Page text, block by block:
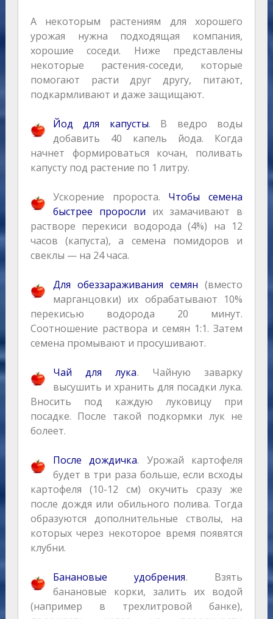
А некоторым растениям для хорошего
урожая нужна подходящая компания,
хорошие соседи. Ниже представлены
некоторые растения-соседи, которые
помогают расти друг другу, питают,
подкармливают и даже защищают.
Йод для капусты. В ведро воды
добавить 40 капель йода. Когда
начнет формироваться кочан, поливать
капусту под растение по 1 литру.
Ускорение пророста. Чтобы семена
быстрее проросли их замачивают в
растворе перекиси водорода (4%) на 12
часов (капуста), а семена помидоров и
свеклы — на 24 часа.
Для обеззараживания семян (вместо
марганцовки) их обрабатывают 10%
перекисью водорода 20 минут.
Соотношение раствора и семян 1:1. Затем
семена промывают и просушивают.
Чай для лука. Чайную заварку
высушить и хранить для посадки лука.
Вносить под каждую луковицу при
посадке. После такой подкормки лук не
болеет.
После дождичка. Урожай картофеля
будет в три раза больше, если всходы
картофеля (10-12 см) окучить сразу же
после дождя или обильного полива. Тогда
образуются дополнительные стволы, на
которых через некоторое время появятся
клубни.
Банановые удобрения. Взять
банановые корки, залить их водой
(например в трехлитровой банке),